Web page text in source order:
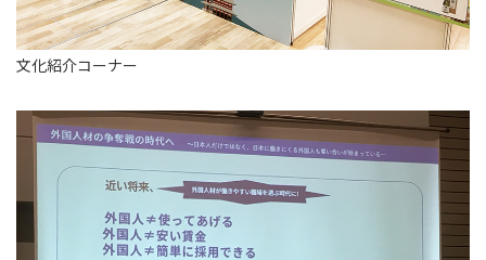
文化紹介コーナー